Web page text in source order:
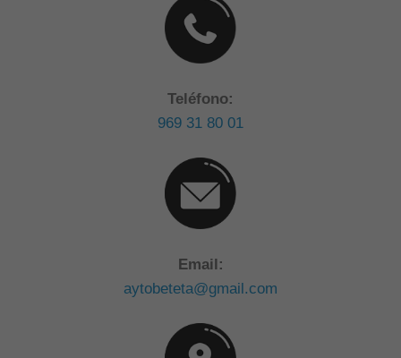
Teléfono:
969 31 80 01
Email:
aytobeteta@gmail.com